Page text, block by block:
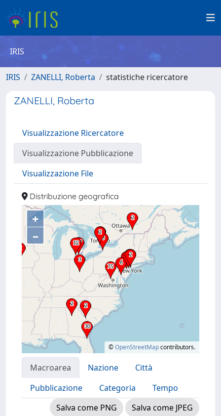
IRIS
IRIS ZANELLI, Roberta statistiche ricercatore
ZANELLI, Roberta
Visualizzazione Ricercatore
Visualizzazione Pubblicazione
Visualizzazione File
Distribuzione geografica
+
–
©OpenStreetMapcontributors.
Macroarea Nazione
Città
Pubblicazione
Categoria
Tempo
Salva come PNG
Salva come JPEG